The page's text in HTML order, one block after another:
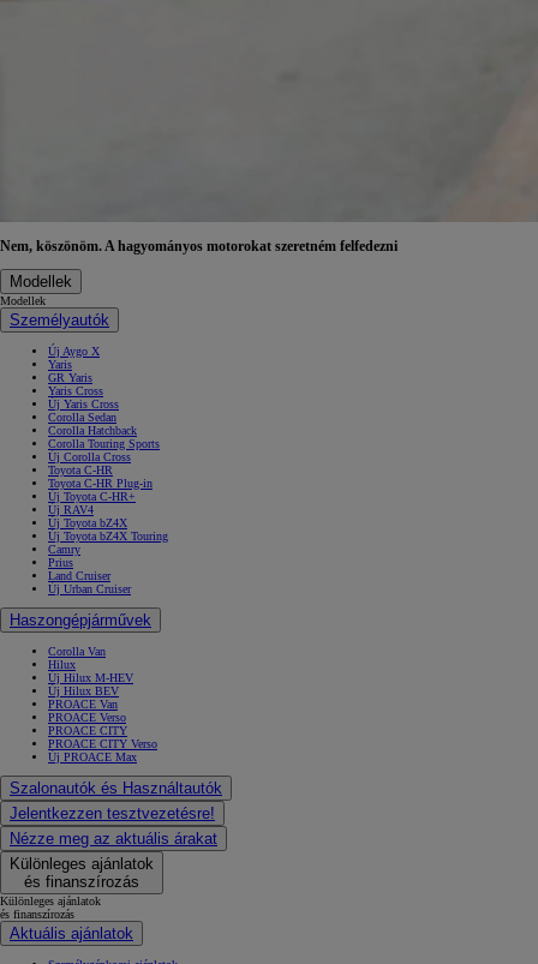
Nem, köszönöm. A hagyományos motorokat szeretném felfedezni
Modellek
Modellek
Személyautók
Új Aygo X
Yaris
GR Yaris
Yaris Cross
Új Yaris Cross
Corolla Sedan
Corolla Hatchback
Corolla Touring Sports
Új Corolla Cross
Toyota C-HR
Toyota C-HR Plug-in
Új Toyota C-HR+
Új RAV4
Új Toyota bZ4X
Új Toyota bZ4X Touring
Camry
Prius
Land Cruiser
Új Urban Cruiser
Haszongépjárművek
Corolla Van
Hilux
Új Hilux M-HEV
Új Hilux BEV
PROACE Van
PROACE Verso
PROACE CITY
PROACE CITY Verso
Új PROACE Max
Szalonautók és Használtautók
Jelentkezzen tesztvezetésre!
Nézze meg az aktuális árakat
Különleges ajánlatok
és finanszírozás
Különleges ajánlatok
és finanszírozás
Aktuális ajánlatok